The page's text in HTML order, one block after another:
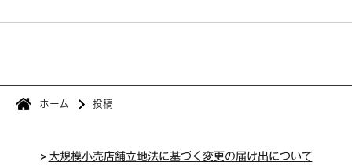
ホーム 投稿
>大規模小売店舗立地法に基づく変更の届け出について